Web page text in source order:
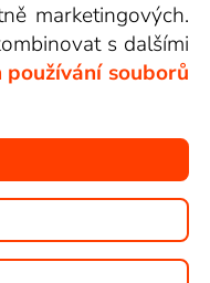
marketingových.
s dalšími
používání souborů